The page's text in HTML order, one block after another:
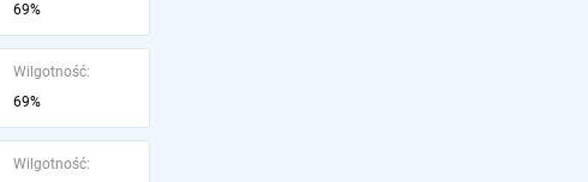
69%
Wilgotność:
69%
Wilgotność: